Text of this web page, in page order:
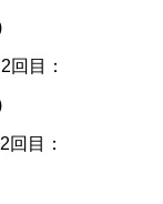
回目：
目：